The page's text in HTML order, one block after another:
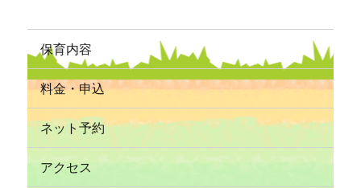
鬼のすぐ横に行くのか譲合いがあり、少し隙間のあ
いたお写真となりました
最後は鬼さんと握手をしたり、頭をよしよしとして
くれた子どもたち♪
託児所の子供達、本当に皆よく頑張りました
保育内容
料金・申込
ネット予約
アクセス